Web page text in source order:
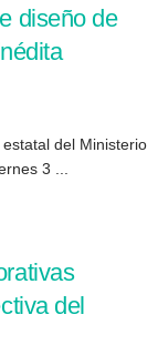
diseño de
del Ministerio
3 ...
del